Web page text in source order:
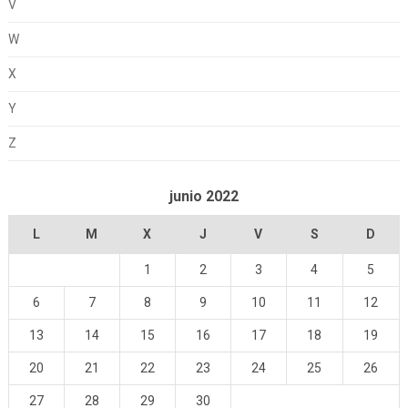
V
W
X
Y
Z
junio 2022
L M X J V S D
1 2 3 4 5
6 7 8 9 10 11 12
13 14 15 16 17 18 19
20 21 22 23 24 25 26
27 28 29 30